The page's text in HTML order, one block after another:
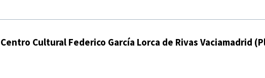
Cultural Federico García Lorca de Rivas Vaciamadrid